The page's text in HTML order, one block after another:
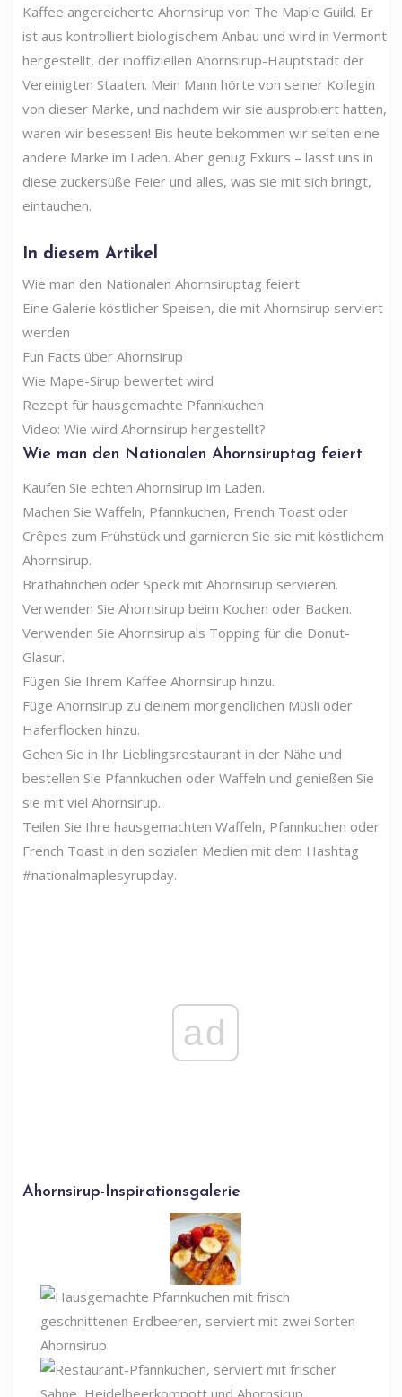
Kaffee angereicherte Ahornsirup von The Maple Guild. Er
ist aus kontrolliert biologischem Anbau und wird in Vermont
hergestellt, der inoffiziellen Ahornsirup-Hauptstadt der
Vereinigten Staaten. Mein Mann hörte von seiner Kollegin
von dieser Marke, und nachdem wir sie ausprobiert hatten,
waren wir besessen! Bis heute bekommen wir selten eine
andere Marke im Laden. Aber genug Exkurs – lasst uns in
diese zuckersüße Feier und alles, was sie mit sich bringt,
eintauchen.
In diesem Artikel
Wie man den Nationalen Ahornsiruptag feiert
Eine Galerie köstlicher Speisen, die mit Ahornsirup serviert
werden
Fun Facts über Ahornsirup
Wie Mape-Sirup bewertet wird
Rezept für hausgemachte Pfannkuchen
Video: Wie wird Ahornsirup hergestellt?
Wie man den Nationalen Ahornsiruptag feiert
Kaufen Sie echten Ahornsirup im Laden.
Machen Sie Waffeln, Pfannkuchen, French Toast oder
Crêpes zum Frühstück und garnieren Sie sie mit köstlichem
Ahornsirup.
Brathähnchen oder Speck mit Ahornsirup servieren.
Verwenden Sie Ahornsirup beim Kochen oder Backen.
Verwenden Sie Ahornsirup als Topping für die Donut-
Glasur.
Fügen Sie Ihrem Kaffee Ahornsirup hinzu.
Füge Ahornsirup zu deinem morgendlichen Müsli oder
Haferflocken hinzu.
Gehen Sie in Ihr Lieblingsrestaurant in der Nähe und
bestellen Sie Pfannkuchen oder Waffeln und genießen Sie
sie mit viel Ahornsirup.
Teilen Sie Ihre hausgemachten Waffeln, Pfannkuchen oder
French Toast in den sozialen Medien mit dem Hashtag
#nationalmaplesyrupday.
ad
Ahornsirup-Inspirationsgalerie